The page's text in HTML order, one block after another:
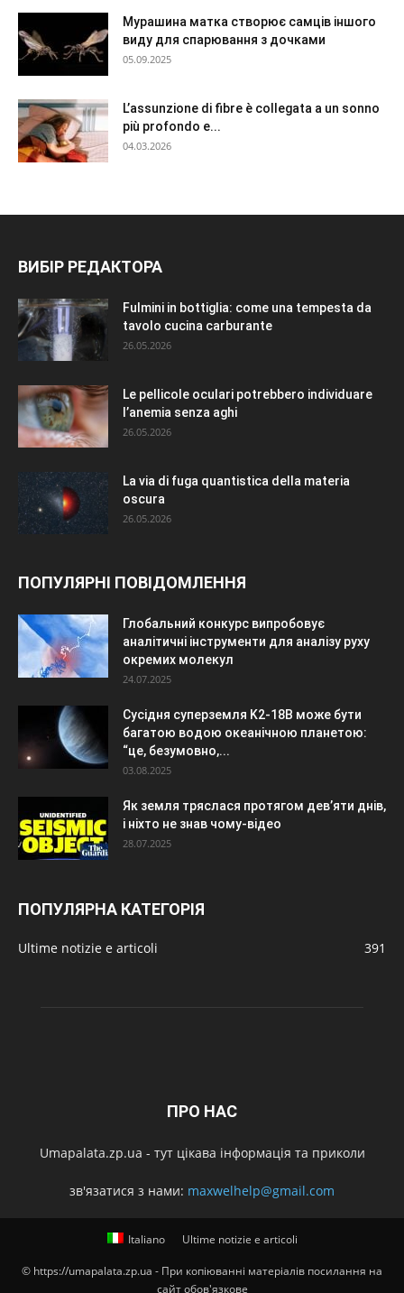
Мурашина матка створює самців іншого
виду для спарювання з дочками
05.09.2025
L’assunzione di fibre è collegata a un sonno
più profondo e...
04.03.2026
ВИБІР РЕДАКТОРА
Fulmini in bottiglia: come una tempesta da
tavolo cucina carburante
26.05.2026
Le pellicole oculari potrebbero individuare
l’anemia senza aghi
26.05.2026
La via di fuga quantistica della materia
oscura
26.05.2026
ПОПУЛЯРНІ ПОВІДОМЛЕННЯ
Глобальний конкурс випробовує
аналітичні інструменти для аналізу руху
окремих молекул
24.07.2025
Сусідня суперземля K2-18B може бути
багатою водою океанічною планетою:
“це, безумовно,...
03.08.2025
Як земля тряслася протягом дев’яти днів,
і ніхто не знав чому-відео
28.07.2025
ПОПУЛЯРНА КАТЕГОРІЯ
Ultime notizie e articoli 391
ПРО НАС
Umapalata.zp.ua - тут цікава інформація та приколи
зв'язатися з нами: maxwelhelp@gmail.com
Italiano Ultime notizie e articoli
© https://umapalata.zp.ua - При копіюванні матеріалів посилання на
сайт обов'язкове